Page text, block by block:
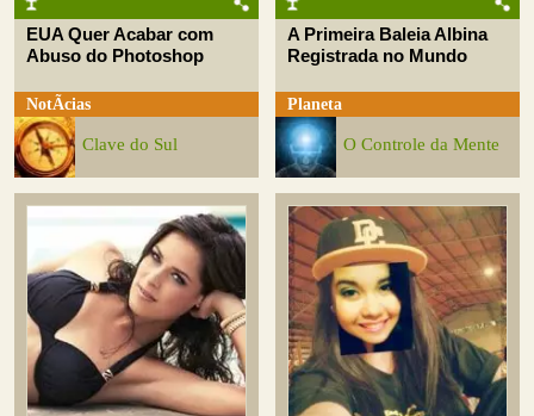
EUA Quer Acabar com
Abuso do Photoshop
NotÃ­cias
Clave do Sul
A Primeira Baleia Albina
Registrada no Mundo
Planeta
O Controle da Mente